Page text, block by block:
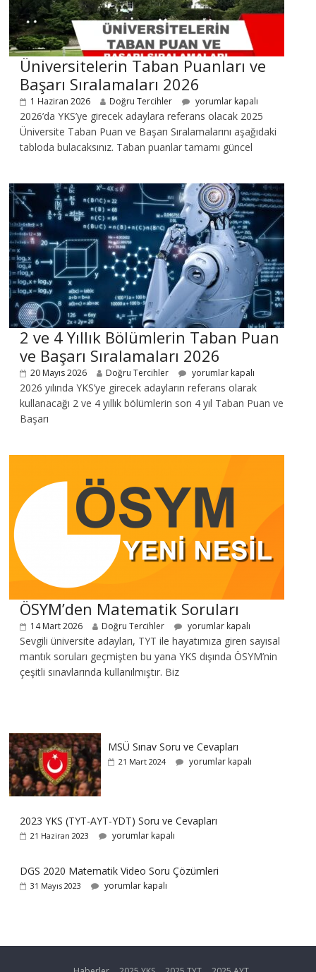
Üniversitelerin Taban Puanları ve
Başarı Sıralamaları 2026
1 Haziran 2026 Doğru Tercihler yorumlar kapalı
2026’da YKS’ye girecek adaylara referans olacak 2025
Üniversite Taban Puan ve Başarı Sıralamalarını aşağıdaki
tabloda bulacaksınız. Taban puanlar tamamı güncel
2 ve 4 Yıllık Bölümlerin Taban Puan
ve Başarı Sıralamaları 2026
20 Mayıs 2026 Doğru Tercihler yorumlar kapalı
2026 yılında YKS’ye girecek adayların referans olarak
kullanacağı 2 ve 4 yıllık bölümlerin son 4 yıl Taban Puan ve
Başarı
ÖSYM’den Matematik Soruları
14 Mart 2026 Doğru Tercihler yorumlar kapalı
Sevgili üniversite adayları, TYT ile hayatımıza giren sayısal
mantık soruları geçmişten bu yana YKS dışında ÖSYM’nin
çeşitli sınavlarında kullanılmıştır. Biz
MSÜ Sınav Soru ve Cevapları
21 Mart 2024 yorumlar kapalı
2023 YKS (TYT-AYT-YDT) Soru ve Cevapları
21 Haziran 2023 yorumlar kapalı
DGS 2020 Matematik Video Soru Çözümleri
31 Mayıs 2023 yorumlar kapalı